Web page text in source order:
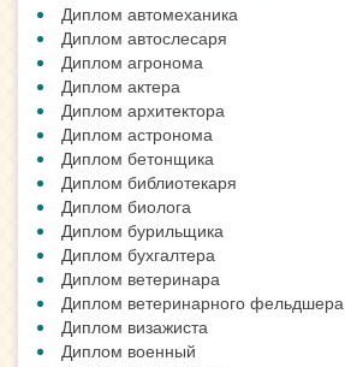
Диплом автомеханика
Диплом автослесаря
Диплом агронома
Диплом актера
Диплом архитектора
Диплом астронома
Диплом бетонщика
Диплом библиотекаря
Диплом биолога
Диплом бурильщика
Диплом бухгалтера
Диплом ветеринара
Диплом ветеринарного фельдшера
Диплом визажиста
Диплом военный